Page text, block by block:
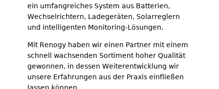
ein umfangreiches System aus Batterien,
Wechselrichtern, Ladegeräten, Solarreglern
und intelligenten Monitoring-Lösungen.
Mit Renogy haben wir einen Partner mit einem
schnell wachsenden Sortiment hoher Qualität
gewonnen, in dessen Weiterentwicklung wir
unsere Erfahrungen aus der Praxis einfließen